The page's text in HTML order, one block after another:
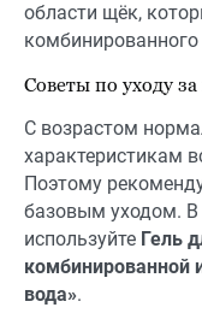
области щёк,
Советы по уходу
С возрастом
характеристикам
Поэтому
базовым уходом. В
используйте Гель
комбинированной
вода».